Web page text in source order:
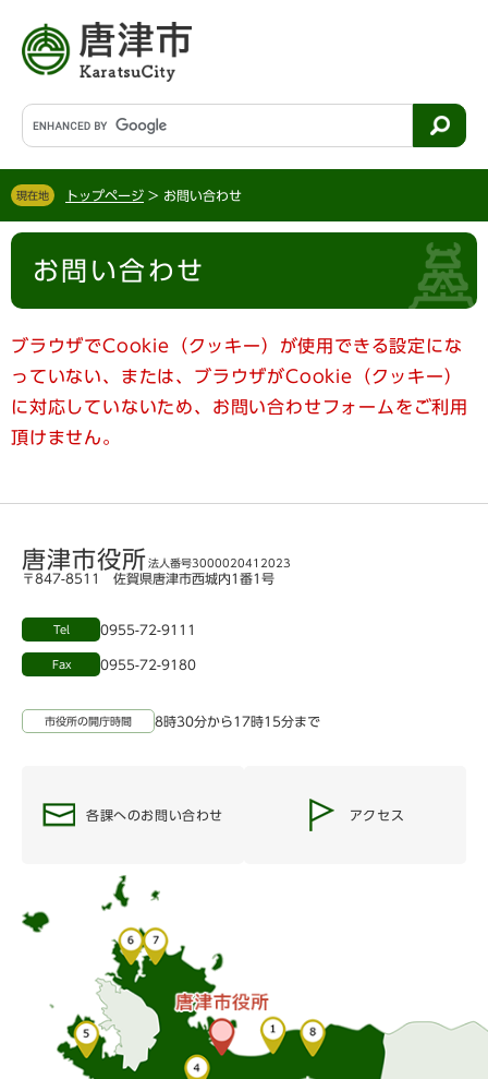
す
。
し
て
文
G
o
g
l
ス
検
現在地 トップページ > お問い合わせ
本
お問い合わせ
ブラウザでCookie（クッキー）が使用できる設定にな
っていない、または、ブラウザがCookie（クッキー）
に対応していないため、お問い合わせフォームをご利用
頂けません。
唐津市役所 法人番号3000020412023
〒847-8511 佐賀県唐津市西城内1番1号
Tel 0955-72-9111
Fax 0955-72-9180
市役所の開庁時間 8時30分から17時15分まで
各課へのお問い合わせ アクセス